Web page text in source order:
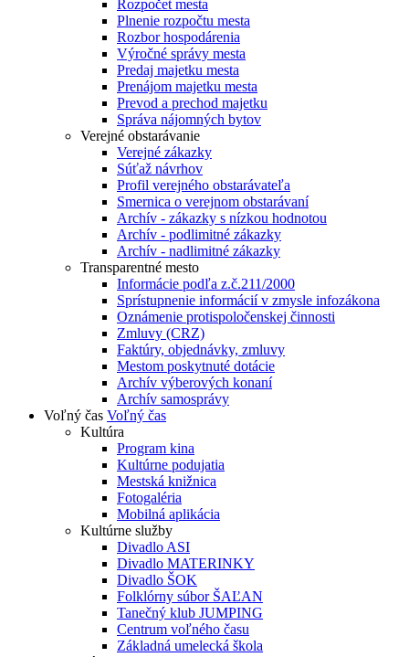
Rozpočet mesta
Plnenie rozpočtu mesta
Rozbor hospodárenia
Výročné správy mesta
Predaj majetku mesta
Prenájom majetku mesta
Prevod a prechod majetku
Správa nájomných bytov
Verejné obstarávanie
Verejné zákazky
Súťaž návrhov
Profil verejného obstarávateľa
Smernica o verejnom obstarávaní
Archív - zákazky s nízkou hodnotou
Archív - podlimitné zákazky
Archív - nadlimitné zákazky
Transparentné mesto
Informácie podľa z.č.211/2000
Sprístupnenie informácií v zmysle infozákona
Oznámenie protispoločenskej činnosti
Zmluvy (CRZ)
Faktúry, objednávky, zmluvy
Mestom poskytnuté dotácie
Archív výberových konaní
Archív samosprávy
Voľný čas Voľný čas
Kultúra
Program kina
Kultúrne podujatia
Mestská knižnica
Fotogaléria
Mobilná aplikácia
Kultúrne služby
Divadlo ASI
Divadlo MATERINKY
Divadlo ŠOK
Folklórny súbor ŠAĽAN
Tanečný klub JUMPING
Centrum voľného času
Základná umelecká škola